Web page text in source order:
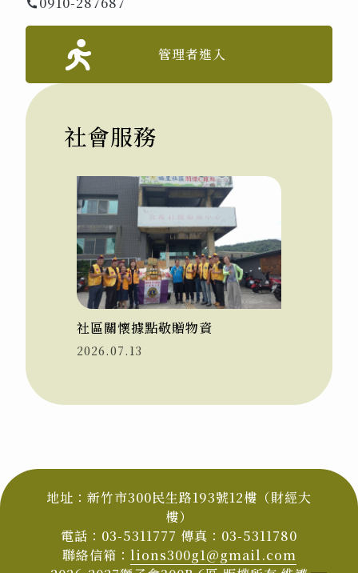
管理者進入
社會服務
社區關懷據點敬贈物資
2026.07.13
地址：新竹市300民生路193號12樓（財經大
樓）
電話：03-5311777 傳真：03-5311780
聯絡信箱： lions300g1@gmail.com